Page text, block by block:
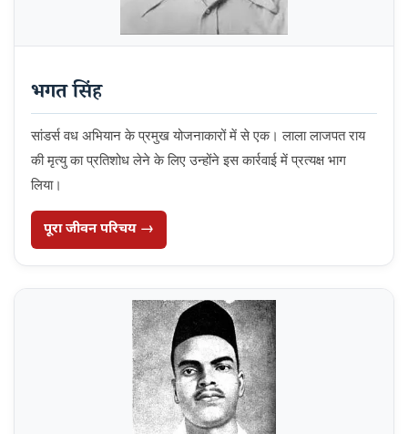
भगत सिंह
सांडर्स वध अभियान के प्रमुख योजनाकारों में से एक। लाला लाजपत राय
की मृत्यु का प्रतिशोध लेने के लिए उन्होंने इस कार्रवाई में प्रत्यक्ष भाग
लिया।
पूरा जीवन परिचय →